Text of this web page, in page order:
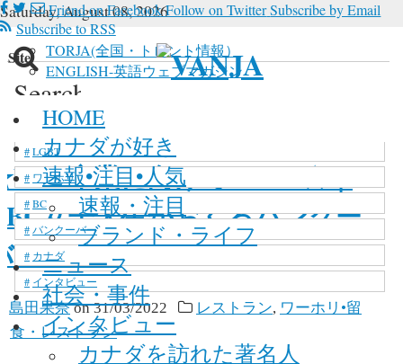
Saturday, August 08, 2026
TORJA(全国・トロント情報）
ENGLISH-英語ウェブマガジン
Friend on FacebookFollow on TwitterSubscribe by Email
Subscribe to RSS
Search
Site
in site, type your keyword and hit enter
HOME
カナダが好き
速報•注目•人気
速報・注目
ブランド・ライフ
ニュース
社会・事件
インタビュー
カナダを訪れた著名人
新型コロナウイルス
マリファナ
LGBT
ワーホリ
BC
バンクーバー
カナダ
インタビュー
Posts tagged with
卒業に向けて Part 2☆｜
女子大生がおくるバンクー
ーライフ
島田果奈on31/03/2022 レストラン, ワーホリ•留
食・レストラン